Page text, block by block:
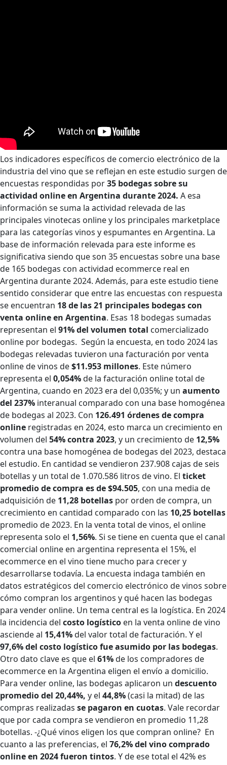
Los indicadores específicos de comercio electrónico de la
industria del vino que se reflejan en este estudio surgen de
encuestas respondidas por35 bodegas sobre su
actividad online en Argentina durante 2024. A esa
información se suma la actividad relevada de las
principales vinotecas online y los principales marketplace
para las categorías vinos y espumantes en Argentina. La
base de información relevada para este informe es
significativa siendo que son 35 encuestas sobre una base
de 165 bodegas con actividad ecommerce real en
Argentina durante 2024. Además, para este estudio tiene
sentido considerar que entre las encuestas con respuesta
se encuentran 18 de las 21 principales bodegas con
venta online en Argentina. Esas 18 bodegas sumadas
representan el 91% del volumen total comercializado
online por bodegas. Según la encuesta, en todo 2024 las
bodegas relevadas tuvieron una facturación por venta
online de vinos de$11.953 millones. Este número
representa el 0,054%de la facturación online total de
Argentina, cuando en 2023 era del 0,035%; y un aumento
del 237% interanual comparado con una base homogénea
de bodegas al 2023. Con 126.491 órdenes de compra
online registradas en 2024, esto marca un crecimiento en
volumen del 54% contra 2023, y un crecimiento de 12,5%
contra una base homogénea de bodegas del 2023, destaca
el estudio. En cantidad se vendieron 237.908 cajas de seis
botellas y un total de 1.070.586 litros de vino. El ticket
promedio de compra es de $94.505, con una media de
adquisición de 11,28 botellas por orden de compra, un
crecimiento en cantidad comparado con las 10,25 botellas
promedio de 2023. En la venta total de vinos, el online
representa solo el 1,56%. Si se tiene en cuenta que el canal
comercial online en argentina representa el 15%, el
ecommerce en el vino tiene mucho para crecer y
desarrollarse todavía. La encuesta indaga también en
datos estratégicos del comercio electrónico de vinos sobre
cómo compran los argentinos y qué hacen las bodegas
para vender online. Un tema central es la logística. En 2024
la incidencia del costo logístico en la venta online de vino
asciende al 15,41%del valor total de facturación. Y el
97,6% del costo logístico fue asumido por las bodegas.
Otro dato clave es que el 61%de los compradores de
ecommerce en la Argentina eligen el envío a domicilio.
Para vender online, las bodegas aplicaron un descuento
promedio del 20,44%, y el 44,8%(casi la mitad) de las
compras realizadas se pagaron en cuotas. Vale recordar
que por cada compra se vendieron en promedio 11,28
botellas. -¿Qué vinos eligen los que compran online? En
cuanto a las preferencias, el 76,2% del vino comprado
online en 2024 fueron tintos. Y de ese total el 42% es